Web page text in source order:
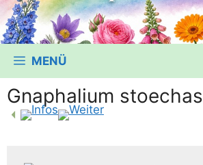
MENÜ
Gnaphalium stoechas